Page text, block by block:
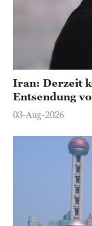
Iran: Derzeit
Entsendung
03-Aug-2026